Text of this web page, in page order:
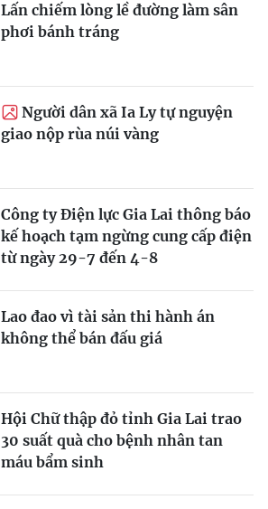
Lấn chiếm lòng lề đường làm sân
phơi bánh tráng
Người dân xã Ia Ly tự nguyện
giao nộp rùa núi vàng
Công ty Điện lực Gia Lai thông báo
kế hoạch tạm ngừng cung cấp điện
từ ngày 29-7 đến 4-8
Lao đao vì tài sản thi hành án
không thể bán đấu giá
Hội Chữ thập đỏ tỉnh Gia Lai trao
30 suất quà cho bệnh nhân tan
máu bẩm sinh